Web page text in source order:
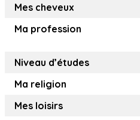
Mes cheveux
Ma profession
Niveau d’études
Ma religion
Mes loisirs